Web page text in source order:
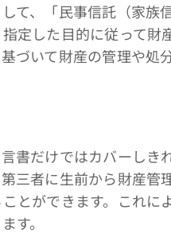
て、「民事信託（家族
定した目的に従って
づいて財産の管理や
書だけではカバーしき
三者に生前から財産
とができます。これ
す。